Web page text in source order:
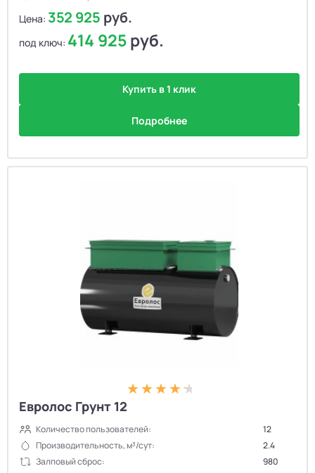
Цена: 352 925 руб.
под ключ: 414 925руб.
Купить в 1 клик
Подробнее
Евролос Грунт 12
Количество пользователей:
12
Производительность, м³/сут:
2.4
Залповый сброс:
980